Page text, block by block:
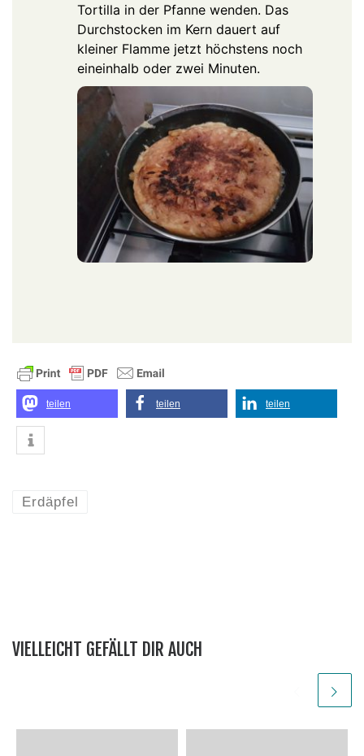
Tortilla in der Pfanne wenden. Das
Durchstocken im Kern dauert auf
kleiner Flamme jetzt höchstens noch
eineinhalb oder zwei Minuten.
teilen teilen teilen
Erdäpfel
VIELLEICHT GEFÄLLT DIR AUCH